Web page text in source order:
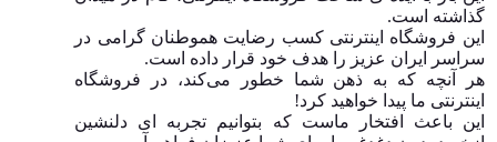
گذاشته است.
این فروشگاه اینترنتی کسب رضایت هموطنان گرامی در
سراسر ایران عزیز را هدف خود قرار داده است.
هر آنچه که به ذهن شما خطور می‌کند، در فروشگاه
اینترنتی ما پیدا خواهید کرد!
این باعث افتخار ماست که بتوانیم تجربه ای دلنشین